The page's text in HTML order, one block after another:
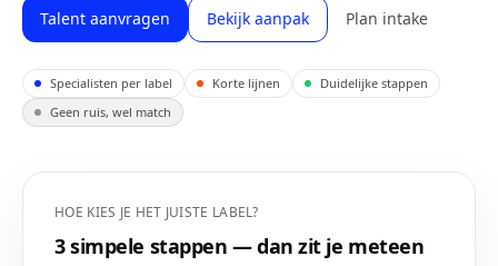
Talent aanvragen Bekijk aanpak Plan intake
Specialisten per label Korte lijnen
Duidelijke stappen
Geen ruis, wel match
HOE KIES JE HET JUISTE LABEL?
3 simpele stappen — dan zit je meteen